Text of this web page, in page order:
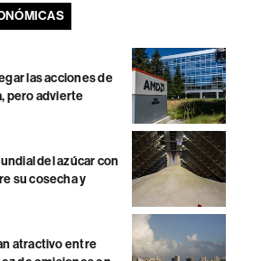
las acciones de
pero advierte
del azúcar con
su cosecha y
atractivo entre